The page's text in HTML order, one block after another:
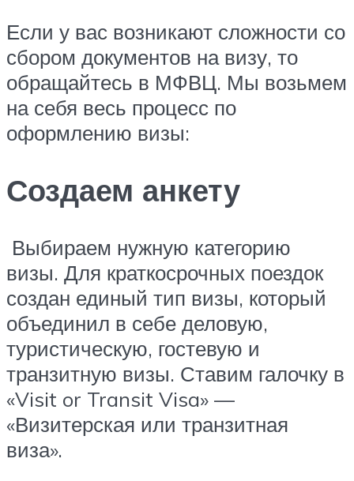
Если у вас возникают сложности со
сбором документов на визу, то
обращайтесь в МФВЦ. Мы возьмем
на себя весь процесс по
оформлению визы:
Создаем анкету
Выбираем нужную категорию
визы. Для краткосрочных поездок
создан единый тип визы, который
объединил в себе деловую,
туристическую, гостевую и
транзитную визы. Ставим галочку в
«Visit or Transit Visa» —
«Визитерская или транзитная
виза».